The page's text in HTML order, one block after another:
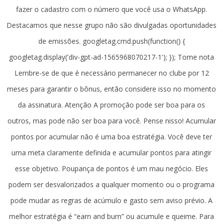
fazer o cadastro com o número que você usa o WhatsApp.
Destacamos que nesse grupo não são divulgadas oportunidades
de emissões. googletag.cmd.push(function() {
googletag.display('div-gpt-ad-1565968070217-1'); }); Tome nota
Lembre-se de que é necessário permanecer no clube por 12
meses para garantir o bônus, então considere isso no momento
da assinatura. Atenção A promoção pode ser boa para os
outros, mas pode não ser boa para você. Pense nisso! Acumular
pontos por acumular não é uma boa estratégia. Você deve ter
uma meta claramente definida e acumular pontos para atingir
esse objetivo. Poupança de pontos é um mau negócio. Eles
podem ser desvalorizados a qualquer momento ou o programa
pode mudar as regras de acúmulo e gasto sem aviso prévio. A
melhor estratégia é “earn and burn” ou acumule e queime. Para